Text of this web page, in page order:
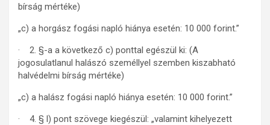
bírság mértéke)
„c) a horgász fogási napló hiánya esetén: 10 000 forint.”
· 2. §-a a következő c) ponttal egészül ki: (A
jogosulatlanul halászó személlyel szemben kiszabható
halvédelmi bírság mértéke)
„c) a halász fogási napló hiánya esetén: 10 000 forint.”
· 4. § l) pont szövege kiegészül: „valamint kihelyezett